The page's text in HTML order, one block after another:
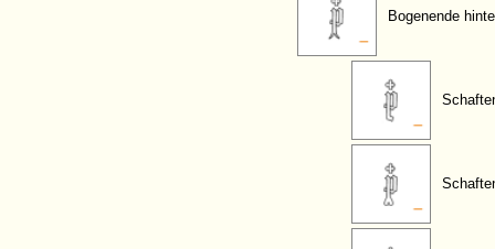
Bogenende